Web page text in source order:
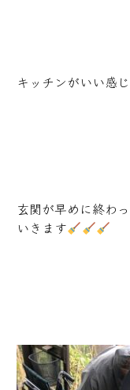
キッチンがいい感
玄関が早めに終わ
いきます